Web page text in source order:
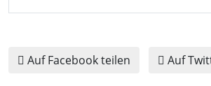
Auf Facebook teilen Auf